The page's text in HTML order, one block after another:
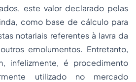
este valor declarado pelas
como base de cálculo para
notariais referentes à lavra da
emolumentos. Entretanto,
infelizmente, é procedimento
utilizado no mercado